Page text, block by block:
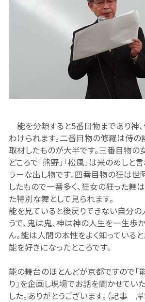
能を分類すると5番目物まであり神、
わけられます。二番目物の修羅は侍
取材したものが大半です。三番目物の
どころで「熊野」「松風」は米のめしと
ラーな出し物です。四番目物の狂は
したもので一番多く、狂女の狂った舞
た特別な舞として見られます。
能を見ていると後戻りできない自分の
うで、鬼は鬼、神は神の人生を一生歩
ん。能は人間の本性をよく知っていると
能を好きになったところです。
能の舞台のほとんどが京都ですので「
り」を企画し現場でお話を聞かせてい
した。ありがとうございます。（記事 岸